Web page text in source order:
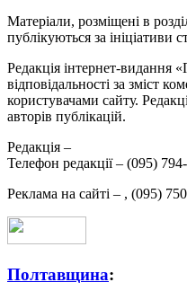
Матеріали, розміщені в
публікуються за ініціативи
Редакція інтернет-видання
відповідальності за зміст
користувачами сайту.
авторів публікацій.
Редакція –
Телефон редакції – (095)
Реклама на сайті – , (095)
Полтавщина: